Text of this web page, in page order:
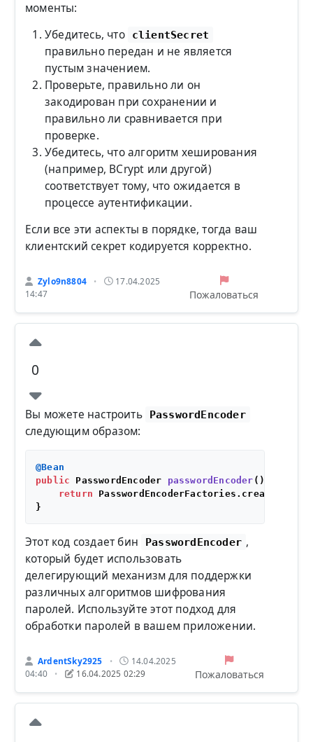
моменты:
Убедитесь, что
clientSecret
правильно передан и не является
пустым значением.
Проверьте, правильно ли он
закодирован при сохранении и
правильно ли сравнивается при
проверке.
Убедитесь, что алгоритм хеширования
(например, BCrypt или другой)
соответствует тому, что ожидается в
процессе аутентификации.
Если все эти аспекты в порядке, тогда ваш
клиентский секрет кодируется корректно.
Zylo9n8804 •
17.04.2025
14:47
Пожаловаться
0
Вы можете настроить PasswordEncoder
следующим образом:
@Bean
public PasswordEncoder passwordEncoder ()
return
Этот код создает бин PasswordEncoder ,
который будет использовать
делегирующий механизм для поддержки
различных алгоритмов шифрования
паролей. Используйте этот подход для
обработки паролей в вашем приложении.
ArdentSky2925 •
14.04.2025
04:40
• 16.04.2025 02:29 Пожаловаться